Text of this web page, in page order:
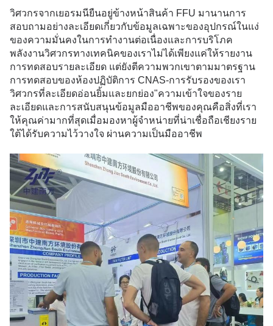
วิศวกรจากเยอรมนียืนอยู่ข้างหน้าสินค้า FFU มานานการ
สอบถามอย่างละเอียดเกี่ยวกับข้อมูลเฉพาะของอุปกรณ์ในแง่
ของความมั่นคงในการทํางานต่อเนื่องและการบริโภค
พลังงานวิศวกรทางเทคนิคของเราไม่ได้เพียงแค่ให้รายงาน
การทดสอบรายละเอียด แต่ยังตีความพวกเขาตามมาตรฐาน
การทดสอบของห้องปฏิบัติการ CNAS-การรับรองของเรา
วิศวกรที่ละเอียดอ่อนยิ้มและยกย่อง"ความเข้าใจของราย
ละเอียดและการสนับสนุนข้อมูลมืออาชีพของคุณคือสิ่งที่เรา
ให้คุณค่ามากที่สุดเมื่อมองหาผู้จําหน่ายที่น่าเชื่อถือเชียงราย
ใต้ได้รับความไว้วางใจ ผ่านความเป็นมืออาชีพ